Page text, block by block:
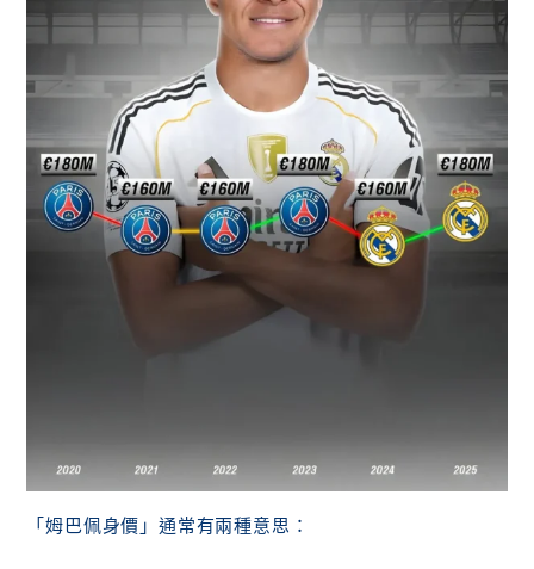
「姆巴佩身價」通常有兩種意思：